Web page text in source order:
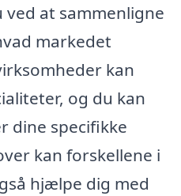
at sammenligne
markedet
kan
og du kan
dine specifikke
kan forskellene i
hjælpe dig med